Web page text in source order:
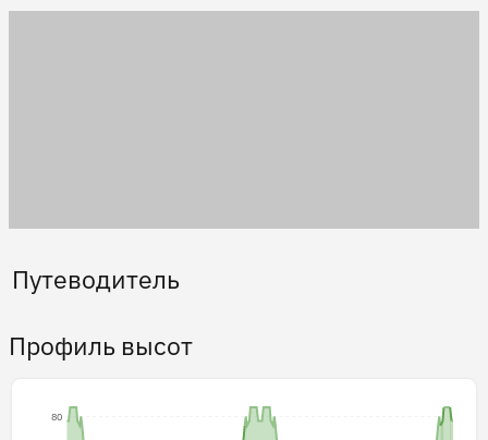
Путеводитель
Профиль высот
80